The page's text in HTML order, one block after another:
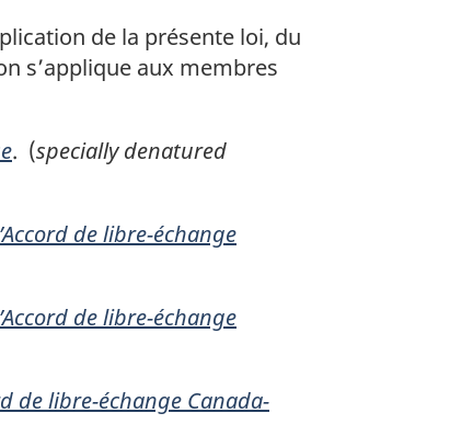
de la présente loi, du
s’applique aux membres
. (specially denatured
de libre-échange
de libre-échange
de libre-échange Canada-